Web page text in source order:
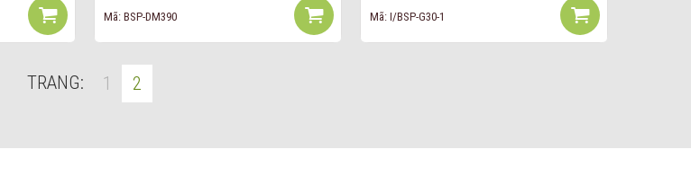
Mã: BSP-DM390 Mã: I/BSP-G30-1
TRANG: 1 2